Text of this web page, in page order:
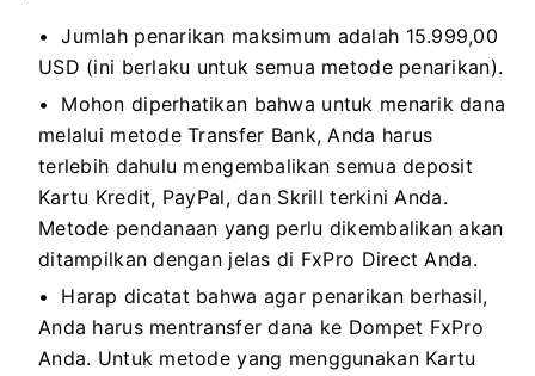
Jumlah penarikan maksimum adalah 15.999,00
USD (ini berlaku untuk semua metode penarikan).
Mohon diperhatikan bahwa untuk menarik dana
melalui metode Transfer Bank, Anda harus
terlebih dahulu mengembalikan semua deposit
Kartu Kredit, PayPal, dan Skrill terkini Anda.
Metode pendanaan yang perlu dikembalikan akan
ditampilkan dengan jelas di FxPro Direct Anda.
Harap dicatat bahwa agar penarikan berhasil,
Anda harus mentransfer dana ke Dompet FxPro
Anda. Untuk metode yang menggunakan Kartu